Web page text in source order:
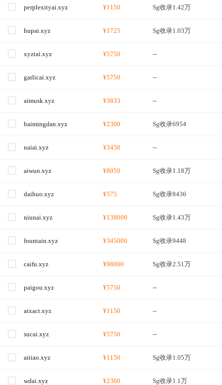
perplexityai.xyz ¥1150 Sg收录1.42万
hupai.xyz ¥1725 Sg收录1.03万
xyztai.xyz ¥5750 --
garlicai.xyz ¥5750 --
aimusk.xyz ¥3833 --
baimingdan.xyz ¥2300 Sg收录6954
naiai.xyz ¥3450 --
aiwun.xyz ¥8050 Sg收录1.18万
daihuo.xyz ¥575 Sg收录8436
niunai.xyz ¥138000 Sg收录1.43万
fountain.xyz ¥345000 Sg收录9448
caifu.xyz ¥98000 Sg收录2.51万
paigou.xyz ¥5750 --
aixact.xyz ¥1150 --
sucai.xyz ¥5750 --
aitiao.xyz ¥1150 Sg收录1.05万
wdai.xyz ¥2300 Sg收录1.1万